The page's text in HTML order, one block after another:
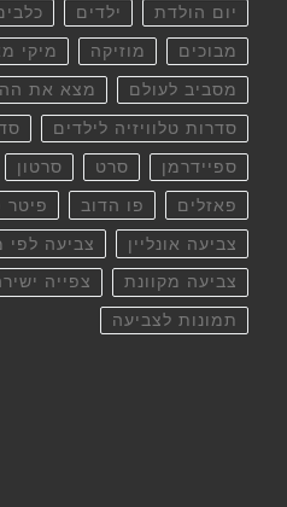
יום הולדת ילדים
מבוכים מוזיקה מיקי
מסביב לעולם מצא את
סדרות טלוויזיה לילדים
ספיידרמן סרט סרטון
פאזלים פו הדוב פיטר
צביעה אונליין צביעה לפי
צביעה מקוונת צפייה
תמונות לצביעה